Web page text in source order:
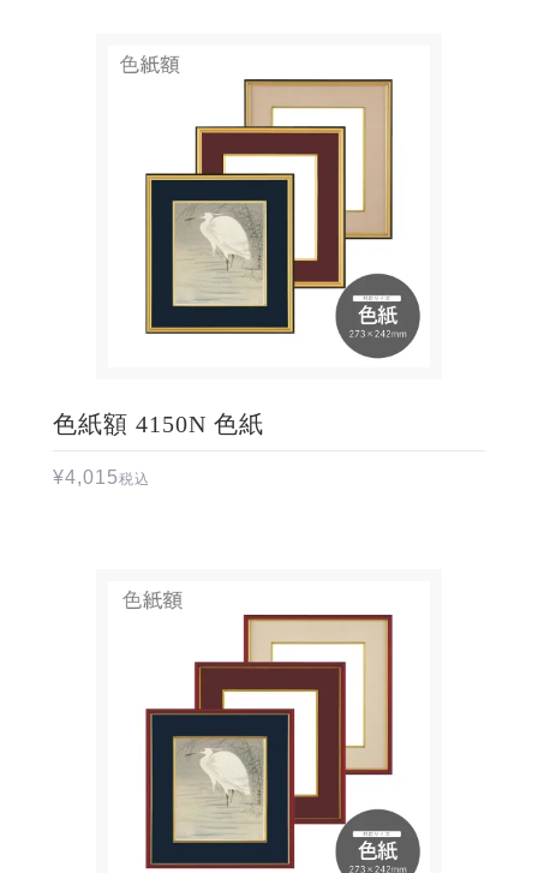
色紙額 4150N 色紙
¥4,015税込